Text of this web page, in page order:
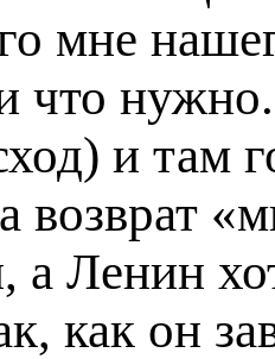
мне
что
и там
возврат
а Ленин
как он